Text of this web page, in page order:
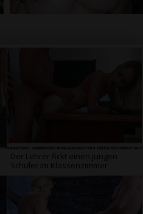
Der Lehrer fickt einen jungen
Schüler im Klassenzimmer